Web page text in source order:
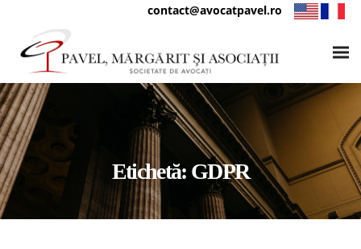
contact@avocatpavel.ro
Etichetă: GDPR